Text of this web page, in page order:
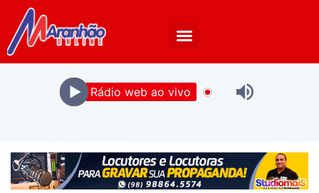
Rádio web ao vivo